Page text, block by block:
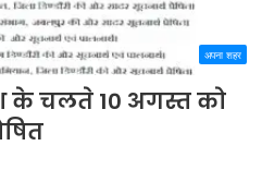
अपना शहर
के चलते 10 अगस्त को